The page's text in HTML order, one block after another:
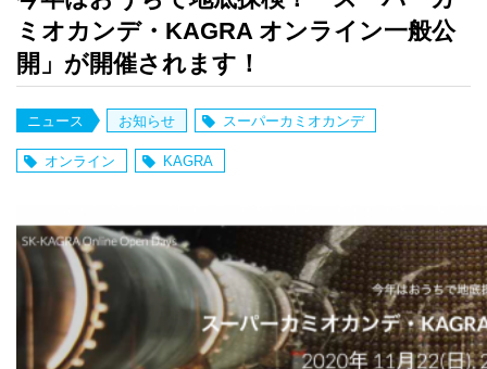
ミオカンデ・KAGRA オンライン一般公
開」が開催されます！
ニュース お知らせ スーパーカミオカンデ
オンライン KAGRA